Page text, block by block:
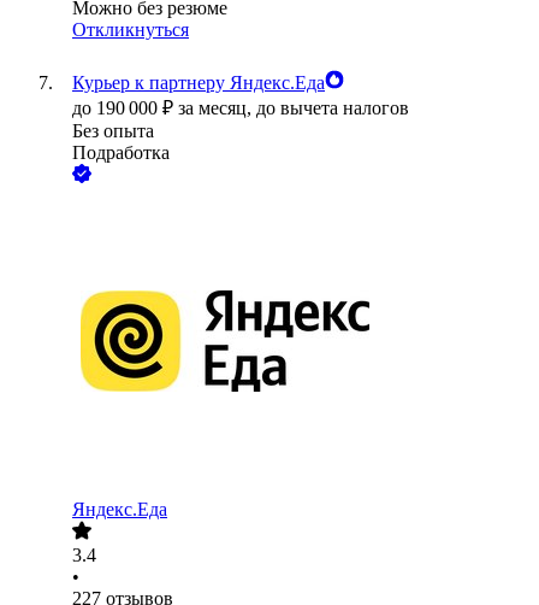
Можно без резюме
Откликнуться
Курьер к партнеру Яндекс.Еда
до 190 000 ₽ за месяц, до вычета налогов
Без опыта
Подработка
Яндекс.Еда
3.4
•
227 отзывов